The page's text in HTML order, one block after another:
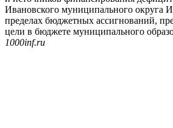
Ивановского муниципального округа
пределах бюджетных ассигнований,
цели в бюджете муниципального
1000inf.ru